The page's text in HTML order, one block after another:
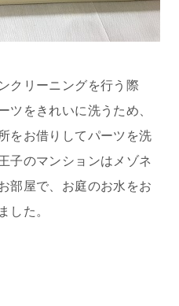
クリーニングを行う際
ツをきれいに洗うため、
をお借りしてパーツを洗
子のマンションはメゾネ
部屋で、お庭のお水をお
した。